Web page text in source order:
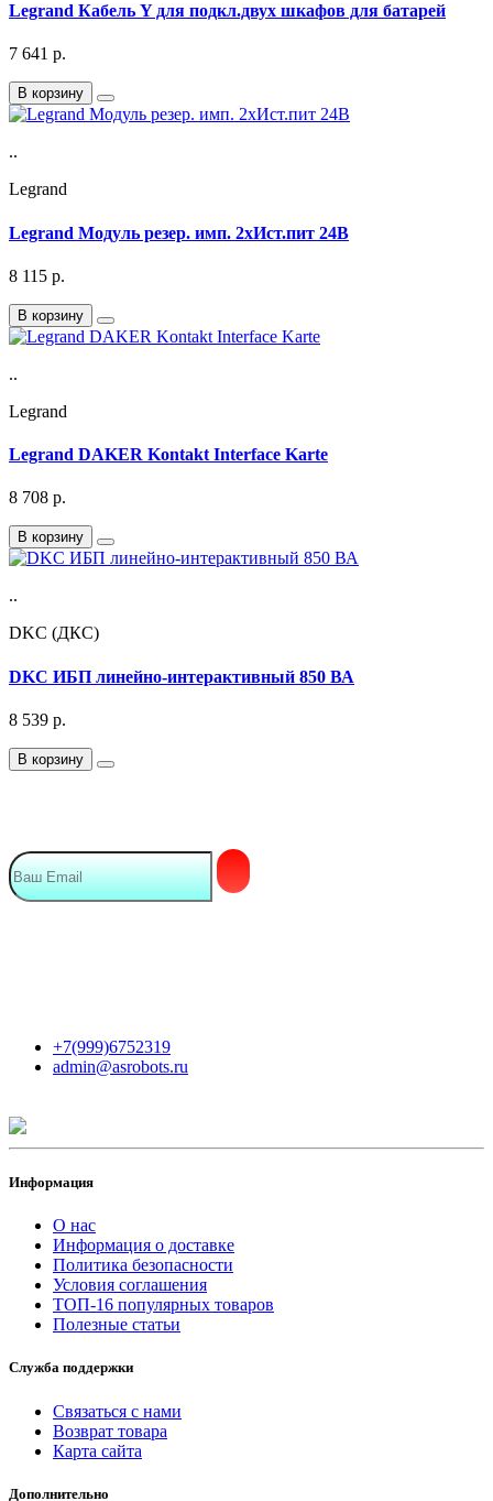
Legrand Кабель Y для подкл.двух шкафов для батарей
7 641 р.
В корзину
..
Legrand
Legrand Модуль резер. имп. 2хИст.пит 24В
8 115 р.
В корзину
..
Legrand
Legrand DAKER Kontakt Interface Karte
8 708 р.
В корзину
..
DKC (ДКС)
DKC ИБП линейно-интерактивный 850 ВА
8 539 р.
В корзину
+7(999)6752319
admin@asrobots.ru
Информация
О нас
Информация о доставке
Политика безопасности
Условия соглашения
ТОП-16 популярных товаров
Полезные статьи
Служба поддержки
Связаться с нами
Возврат товара
Карта сайта
Дополнительно